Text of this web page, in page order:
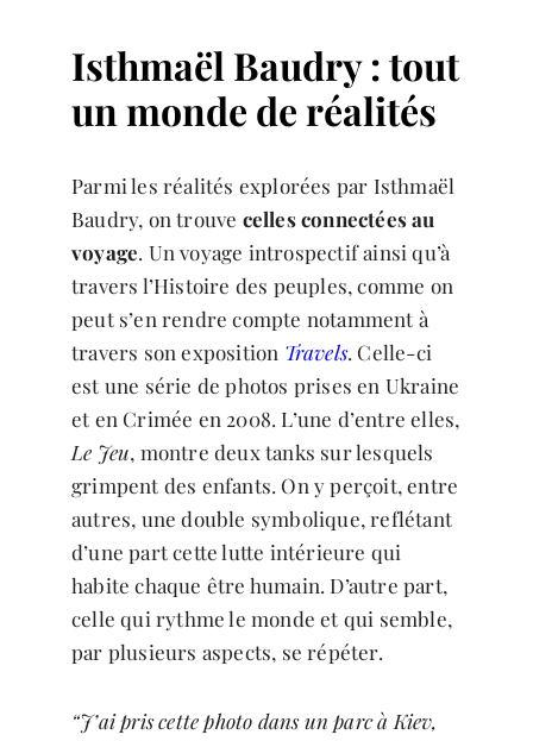
Isthmaël Baudry : tout
un monde de réalités
Parmi les réalités explorées par Isthmaël
Baudry, on trouve celles connectées au
voyage. Un voyage introspectif ainsi qu’à
travers l’Histoire des peuples, comme on
peut s’en rendre compte notamment à
travers son exposition Travels. Celle-ci
est une série de photos prises en Ukraine
et en Crimée en 2008. L’une d’entre elles,
Le Jeu, montre deux tanks sur lesquels
grimpent des enfants. On y perçoit, entre
autres, une double symbolique, reflétant
d’une part cette lutte intérieure qui
habite chaque être humain. D’autre part,
celle qui rythme le monde et qui semble,
par plusieurs aspects, se répéter.
“J’ai pris cette photo dans un parc à Kiev,